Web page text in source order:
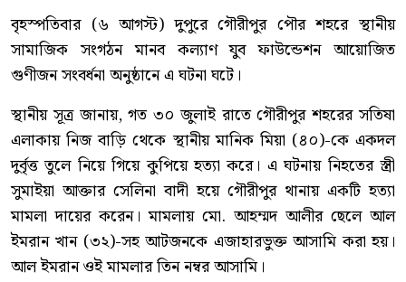
বৃহস্পতিবার (৬ আগস্ট) দুপুরে গৌরীপুর পৌর শহরে স্থানীয়
সামাজিক সংগঠন মানব কল্যাণ যুব ফাউন্ডেশন আয়োজিত
গুণীজন সংবর্ধনা অনুষ্ঠানে এ ঘটনা ঘটে।
স্থানীয় সূত্র জানায়, গত ৩০ জুলাই রাতে গৌরীপুর শহরের সতিষা
এলাকায় নিজ বাড়ি থেকে স্থানীয় মানিক মিয়া (৪০)-কে একদল
দুর্বৃত্ত তুলে নিয়ে গিয়ে কুপিয়ে হত্যা করে। এ ঘটনায় নিহতের স্ত্রী
সুমাইয়া আক্তার সেলিনা বাদী হয়ে গৌরীপুর থানায় একটি হত্যা
মামলা দায়ের করেন। মামলায় মো. আহম্মদ আলীর ছেলে আল
ইমরান খান (৩২)-সহ আটজনকে এজাহারভুক্ত আসামি করা হয়।
আল ইমরান ওই মামলার তিন নম্বর আসামি।